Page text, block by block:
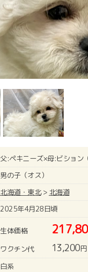
父:ペキニーズ×母:ビション
男の子（オス）
北海道・東北> 北海道
2025年4月28日頃
生体価格
ワクチン代 13,200円
白系